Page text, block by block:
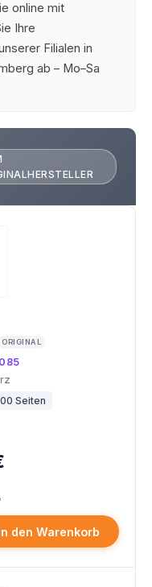
online mit
Ihre
Filialen in
ab – Mo–Sa
ORIGINAL
Seiten
den Warenkorb